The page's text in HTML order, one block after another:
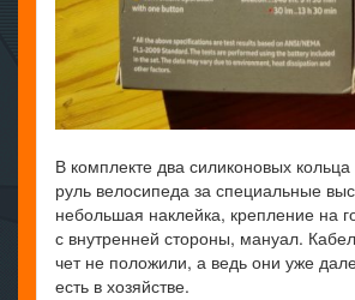
В комплекте два силиконовых
руль велосипеда за специальные
небольшая наклейка, крепление на
с внутренней стороны, мануал.
чет не положили, а ведь они уже
есть в хозяйстве.